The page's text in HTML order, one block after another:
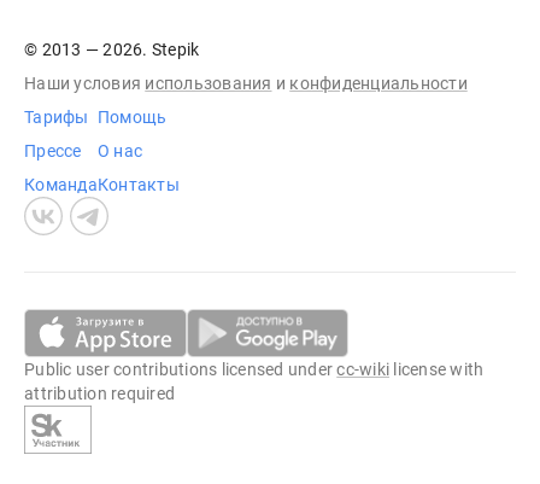
© 2013 — 2026. Stepik
Наши условия использования и конфиденциальности
Тарифы
Прессе
Команда
Помощь
О нас
Контакты
Public user contributions licensed undercc-wiki license with
attribution required